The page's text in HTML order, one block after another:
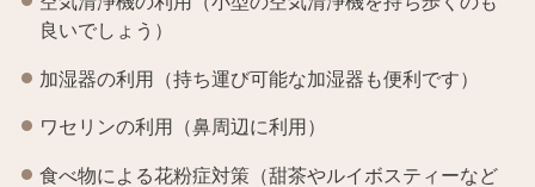
良いでしょう）
加湿器の利用（持ち運び可能な加湿器も便利です）
ワセリンの利用（鼻周辺に利用）
食べ物による花粉症対策（甜茶やルイボスティーなど